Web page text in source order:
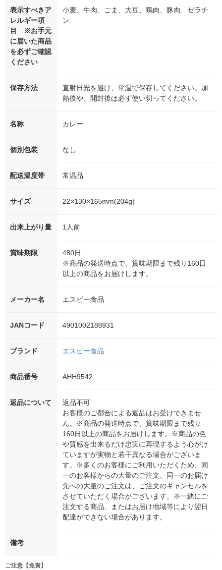
表示すべきア
レルギー項
目 ※お手元
に届いた商品
を必ずご確認
ください
小麦、牛肉、ごま、大豆、鶏肉、豚肉、ゼラチ
ン
保存方法
直射日光を避け、常温で保存してください。加
熱後や、開封後は必ず使い切ってください。
名称 カレー
個別包装 なし
配送温度帯 常温品
サイズ 22×130×165mm(204g)
出来上がり量 1人前
賞味期限
480日
※商品の発送時点で、賞味期限まで残り160日
以上の商品をお届けします。
メーカー名 エスビー食品
JANコード 4901002188931
ブランド エスビー食品
商品番号 AHH9542
返品について
返品不可
お客様のご都合による返品はお受けできませ
ん。※商品の発送時点で、賞味期限まで残り
160日以上の商品をお届けします。※商品の色
や質感を出来るだけ忠実に再現するよう心がけ
ていますが実物と若干異なる場合がございま
す。※多くのお客様にご利用いただくため、同
一のお客様からの大量のご注文、同一のお届け
先への大量のご注文は、ご注文のキャンセルを
させていただく場合がございます。※一緒にご
注文する商品、またはお届け地域等により翌日
配達ができない場合があります。
備考
ご注意【免責】